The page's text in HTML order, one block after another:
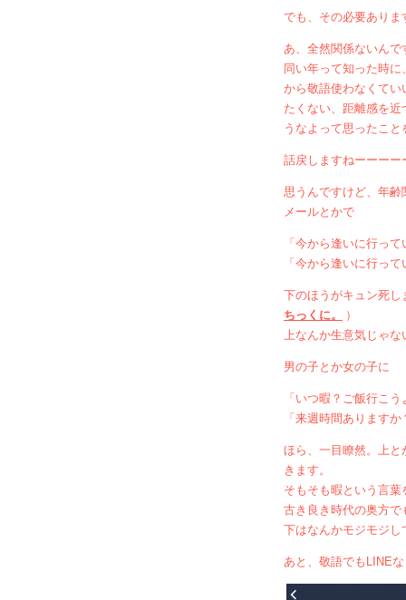
でも、その必要ありま
あ、全然関係ないん
同い年って知った時
から敬語使わなくて
たくない、距離感を
うなよって思ったこ
話戻しますねーーー
思うんですけど、年
メールとかで
「今から逢いに行っ
「今から逢いに行っ
下のほうがキュン死
ちっくに。
）
上なんか生意気じゃな
男の子とか女の子に
「いつ暇？ご飯行こう
「来週時間あります
ほら、一目瞭然。上
きます。
そもそも暇という言
古き良き時代の奥方
下はなんかモジモジ
あと、敬語でもLINE